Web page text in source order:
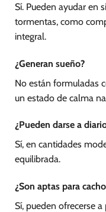
Sí. Pueden ayudar en
tormentas, como
integral.
¿Generan sueño?
No están formuladas
un estado de calma
¿Pueden darse a
Sí, en cantidades
equilibrada.
¿Son aptas para
Sí, pueden ofrecerse